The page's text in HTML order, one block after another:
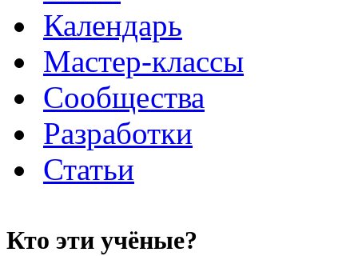
Календарь
Мастер-классы
Сообщества
Разработки
Статьи
Кто эти учёные?